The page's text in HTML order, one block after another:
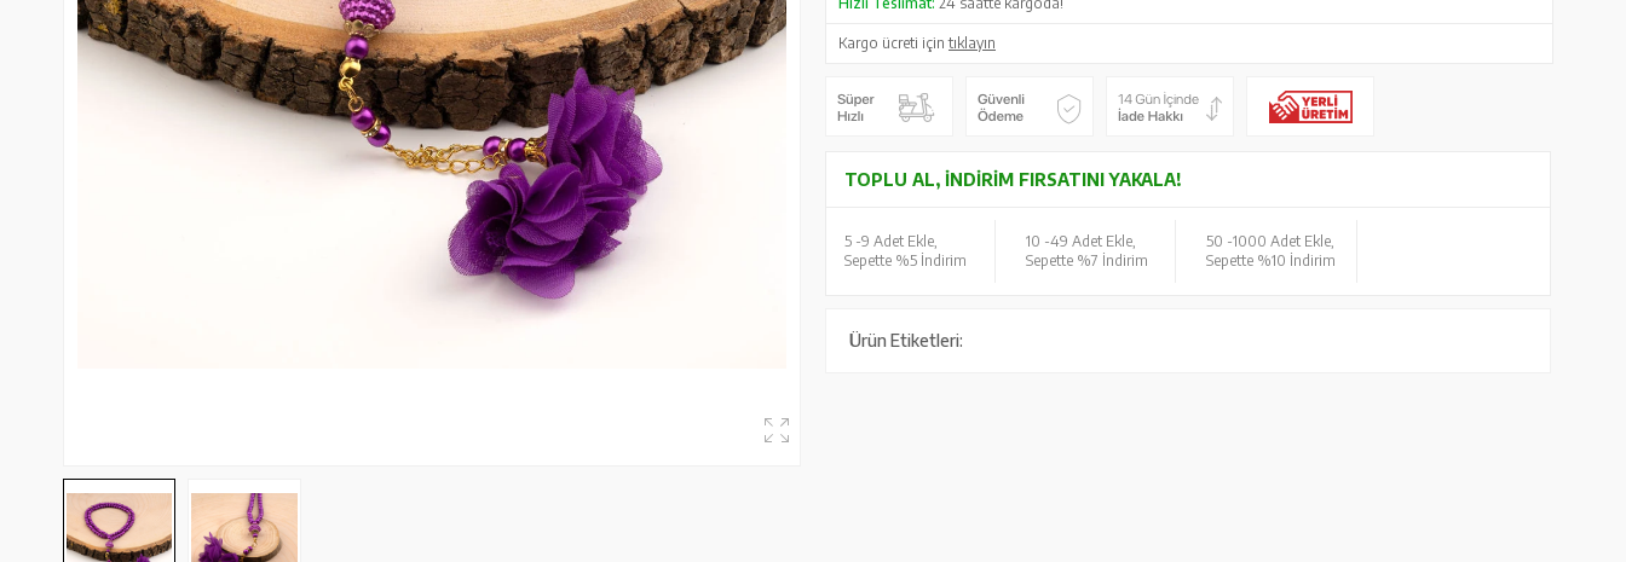
Kargo ücreti içintıklayın
TOPLU AL, İNDIRIM FIRSATINI YAKALA!
5 -9 Adet Ekle,
Sepette %5 İndirim
10 -49 Adet Ekle,
Sepette %7 İndirim
50 -1000 Adet Ekle,
Sepette %10 İndirim
Ürün Etiketleri: